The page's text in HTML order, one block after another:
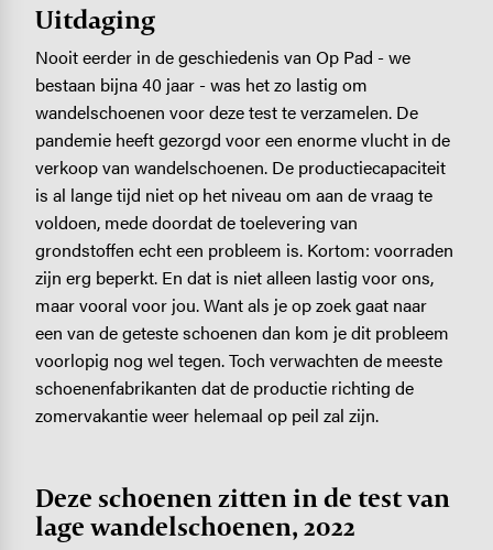
Uitdaging
Nooit eerder in de geschiedenis van Op Pad - we
bestaan bijna 40 jaar - was het zo lastig om
wandelschoenen voor deze test te verzamelen. De
pandemie heeft gezorgd voor een enorme vlucht in de
verkoop van wandelschoenen. De productiecapaciteit
is al lange tijd niet op het niveau om aan de vraag te
voldoen, mede doordat de toelevering van
grondstoffen echt een probleem is. Kortom: voorraden
zijn erg beperkt. En dat is niet alleen lastig voor ons,
maar vooral voor jou. Want als je op zoek gaat naar
een van de geteste schoenen dan kom je dit probleem
voorlopig nog wel tegen. Toch verwachten de meeste
schoenenfabrikanten dat de productie richting de
zomervakantie weer helemaal op peil zal zijn.
Deze schoenen zitten in de test van
lage wandelschoenen, 2022